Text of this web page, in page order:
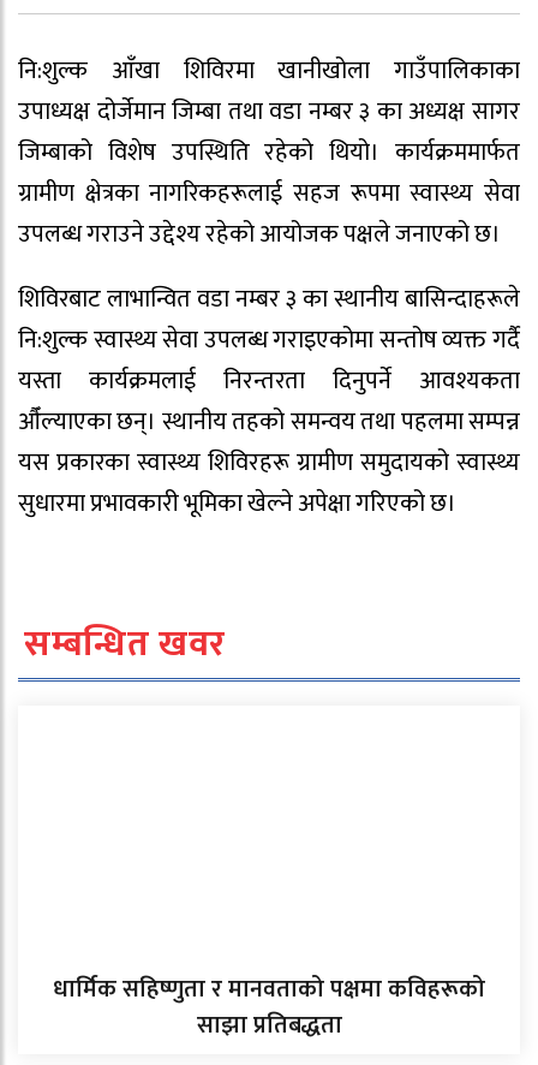
नि:शुल्क आँखा शिविरमा खानीखोला गाउँपालिकाका
उपाध्यक्ष दोर्जेमान जिम्बा तथा वडा नम्बर ३ का अध्यक्ष सागर
जिम्बाको विशेष उपस्थिति रहेको थियो। कार्यक्रममार्फत
ग्रामीण क्षेत्रका नागरिकहरूलाई सहज रूपमा स्वास्थ्य सेवा
उपलब्ध गराउने उद्देश्य रहेको आयोजक पक्षले जनाएको छ।
शिविरबाट लाभान्वित वडा नम्बर ३ का स्थानीय बासिन्दाहरूले
नि:शुल्क स्वास्थ्य सेवा उपलब्ध गराइएकोमा सन्तोष व्यक्त गर्दै
यस्ता कार्यक्रमलाई निरन्तरता दिनुपर्ने आवश्यकता
औँल्याएका छन्। स्थानीय तहको समन्वय तथा पहलमा सम्पन्न
यस प्रकारका स्वास्थ्य शिविरहरू ग्रामीण समुदायको स्वास्थ्य
सुधारमा प्रभावकारी भूमिका खेल्ने अपेक्षा गरिएको छ।
सम्बन्धित खवर
धार्मिक सहिष्णुता र मानवताको पक्षमा कविहरूको
साझा प्रतिबद्धता